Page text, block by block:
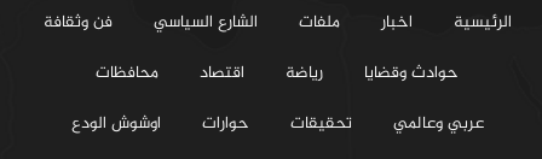
الرئيسية اخبار ملفات الشارع السياسي
فن وثقافة
حوادث وقضايا
رياضة اقتصاد
محافظات
عربي وعالمي
تحقيقات حوارات
اوشوش الودع